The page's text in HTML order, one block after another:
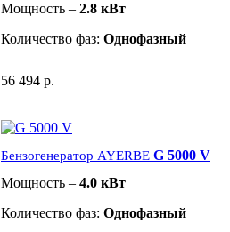
Мощность – 2.8 кВт
Количество фаз: Однофазный
56 494 р.
Бензогенератор AYERBE G 5000 V
Мощность – 4.0 кВт
Количество фаз: Однофазный